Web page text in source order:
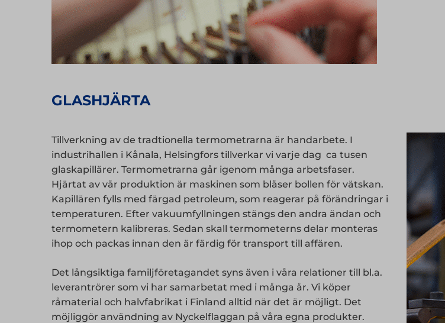
GLASHJÄRTA
Tillverkning av de tradtionella termometrarna är handarbete. I
industrihallen i Kånala, Helsingfors tillverkar vi varje dag ca tusen
glaskapillärer. Termometrarna går igenom många arbetsfaser.
Hjärtat av vår produktion är maskinen som blåser bollen för vätskan.
Kapillären fylls med färgad petroleum, som reagerar på förändringar i
temperaturen. Efter vakuumfyllningen stängs den andra ändan och
termometern kalibreras. Sedan skall termometerns delar monteras
ihop och packas innan den är färdig för transport till affären.
Det långsiktiga familjföretagandet syns även i våra relationer till bl.a.
leverantrörer som vi har samarbetat med i många år. Vi köper
råmaterial och halvfabrikat i Finland alltid när det är möjligt. Det
möjliggör användning av Nyckelflaggan på våra egna produkter.